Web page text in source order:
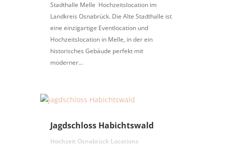
Stadthalle Melle Hochzeitslocation im
Landkreis Osnabrück. Die Alte Stadthalle ist
eine einzigartige Eventlocation und
Hochzeitslocation in Melle, in der ein
historisches Gebäude perfekt mit
moderner...
Jagdschloss Habichtswald
Hochzeit Osnabrück Locations